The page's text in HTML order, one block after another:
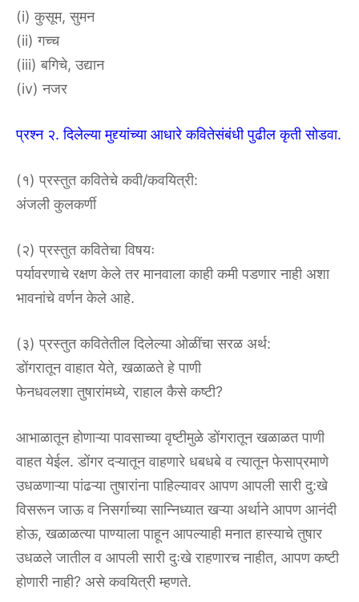
(i) कुसूम, सुमन
(ii) गच्च
(iii) बगिचे, उद्यान
(iv) नजर
प्रश्न २. दिलेल्या मुद्द्यांच्या आधारे कवितेसंबंधी पुढील कृती सोडवा.
(१) प्रस्तुत कवितेचे कवी/कवयित्री:
अंजली कुलकर्णी
(२) प्रस्तुत कवितेचा विषयः
पर्यावरणाचे रक्षण केले तर मानवाला काही कमी पडणार नाही अशा
भावनांचे वर्णन केले आहे.
(३) प्रस्तुत कवितेतील दिलेल्या ओळींचा सरळ अर्थ:
डोंगरातून वाहात येते, खळाळते हे पाणी
फेनधवलशा तुषारांमध्ये, राहाल कैसे कष्टी?
आभाळातून होणाऱ्या पावसाच्या वृष्टीमुळे डोंगरातून खळाळत पाणी
वाहत येईल. डोंगर दऱ्यातून वाहणारे धबधबे व त्यातून फेसाप्रमाणे
उधळणाऱ्या पांढऱ्या तुषारांना पाहिल्यावर आपण आपली सारी दु:खे
विसरून जाऊ व निसर्गाच्या सान्निध्यात खऱ्या अर्थाने आपण आनंदी
होऊ, खळाळत्या पाण्याला पाहून आपल्याही मनात हास्याचे तुषार
उधळले जातील व आपली सारी दुःखे राहणारच नाहीत, आपण कष्टी
होणारी नाही? असे कवयित्री म्हणते.